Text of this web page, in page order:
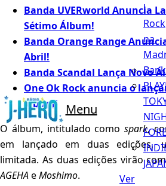
Menu
J
Rock
na
Ver
Banda UVERworld Anuncia
Sétimo Álbum!
Banda Orange Range
Abril!
Banda Scandal Lança Novo
One Ok Rock anuncia o
álbum!
O álbum, intitulado comospark,
em lançado em duas edições,
limitada. As duas edições virão
AGEHAeMoshimo.